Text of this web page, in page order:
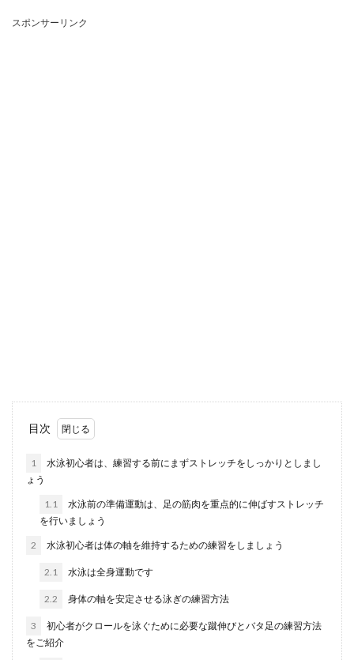
ものの、まだ...
スキーVSスノボー、初心者にとっての
難易度や楽しさを徹底解説
これからウィンタースポーツを始めようとする人
スポンサーリンク
目次
1
水泳初心者は、練習する前にまずストレッチをしっかりとしまし
ょう
1.1
水泳前の準備運動は、足の筋肉を重点的に伸ばすストレッチ
を行いましょう
2 水泳初心者は体の軸を維持するための練習をしましょう
2.1 水泳は全身運動です
2.2 身体の軸を安定させる泳ぎの練習方法
3
初心者がクロールを泳ぐために必要な蹴伸びとバタ足の練習方法
をご紹介